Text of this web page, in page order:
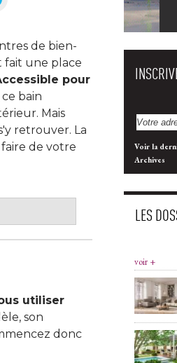
de bien-
fait une place
pour
ce bain
Mais
retrouver. La
de votre
utiliser
son
donc
Voir la
Archives
LES
voir +